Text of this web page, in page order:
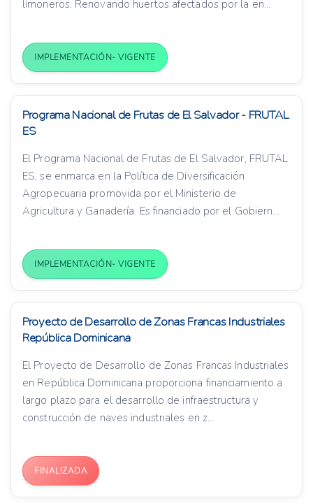
limoneros. Renovando huertos afectados por la en...
IMPLEMENTACIÓN- VIGENTE
Programa Nacional de Frutas de El Salvador - FRUTAL
ES
El Programa Nacional de Frutas de El Salvador, FRUTAL
ES, se enmarca en la Política de Diversificación
Agropecuaria promovida por el Ministerio de
Agricultura y Ganadería. Es financiado por el Gobiern...
IMPLEMENTACIÓN- VIGENTE
Proyecto de Desarrollo de Zonas Francas Industriales
República Dominicana
El Proyecto de Desarrollo de Zonas Francas Industriales
en República Dominicana proporciona financiamiento a
largo plazo para el desarrollo de infraestructura y
construcción de naves industriales en z...
FINALIZADA